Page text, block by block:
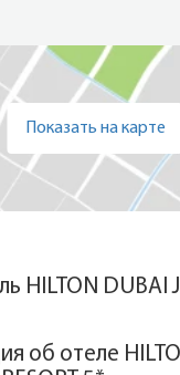
Показать на карте
HILTON DUBAI
об отеле